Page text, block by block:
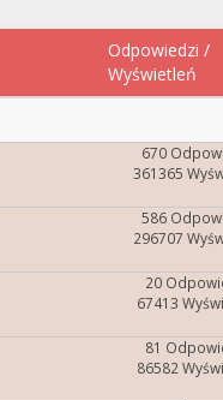
Odpowiedzi /
Wyświetleń
670
361365
586
296707
20
67413
81
86582